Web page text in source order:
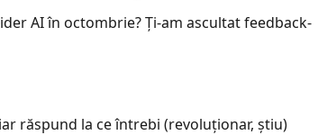
AI în octombrie? Ți-am ascultat feedback-
răspund la ce întrebi (revoluționar, știu)